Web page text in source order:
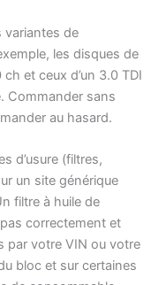
variantes de
les disques de
et ceux d’un 3.0 TDI
Commander sans
au hasard.
d’usure (filtres,
un site générique
filtre à huile de
correctement et
par votre VIN ou votre
bloc et sur certaines